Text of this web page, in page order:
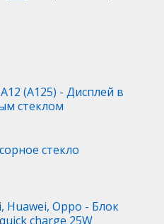
(A125) - Дисплей в
стеклом
стекло
Huawei, Oppo - Блок
charge 25W